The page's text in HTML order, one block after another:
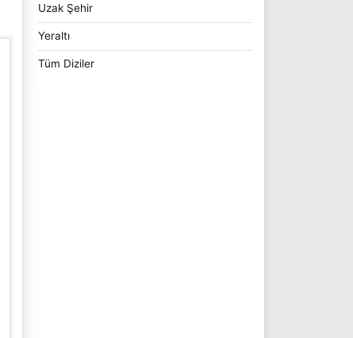
Uzak Şehir
Yeraltı
Tüm Diziler